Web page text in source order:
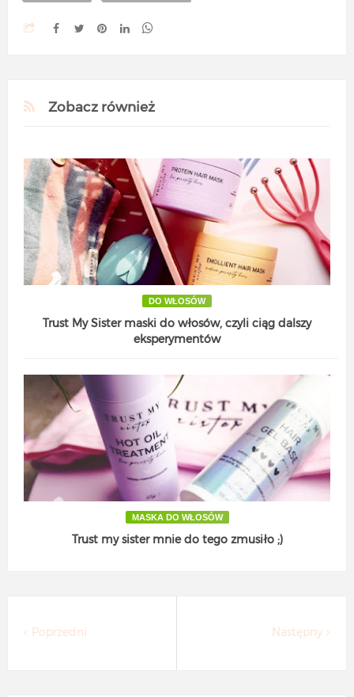
Zobacz również
DO WŁOSÓW
Trust My Sister maski do włosów, czyli ciąg dalszy
eksperymentów
MASKA DO WŁOSÓW
Trust my sister mnie do tego zmusiło ;)
Następny
Poprzedni